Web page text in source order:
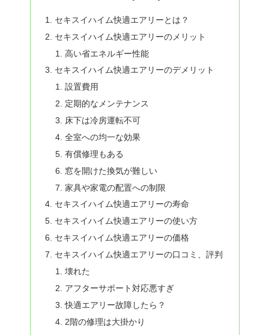
セキスイハイム快適エアリーとは？
セキスイハイム快適エアリーのメリット
高い省エネルギー性能
セキスイハイム快適エアリーのデメリット
設置費用
定期的なメンテナンス
床下は冷房運転不可
全室への均一な効果
有償修理もある
窓を開けた換気が難しい
家具や家電の配置への制限
セキスイハイム快適エアリーの寿命
セキスイハイム快適エアリーの使い方
セキスイハイム快適エアリーの価格
セキスイハイム快適エアリーの口コミ、評判
壊れた
アフターサポート対応悪すぎ
快適エアリー故障したら？
2階の修理は大掛かり